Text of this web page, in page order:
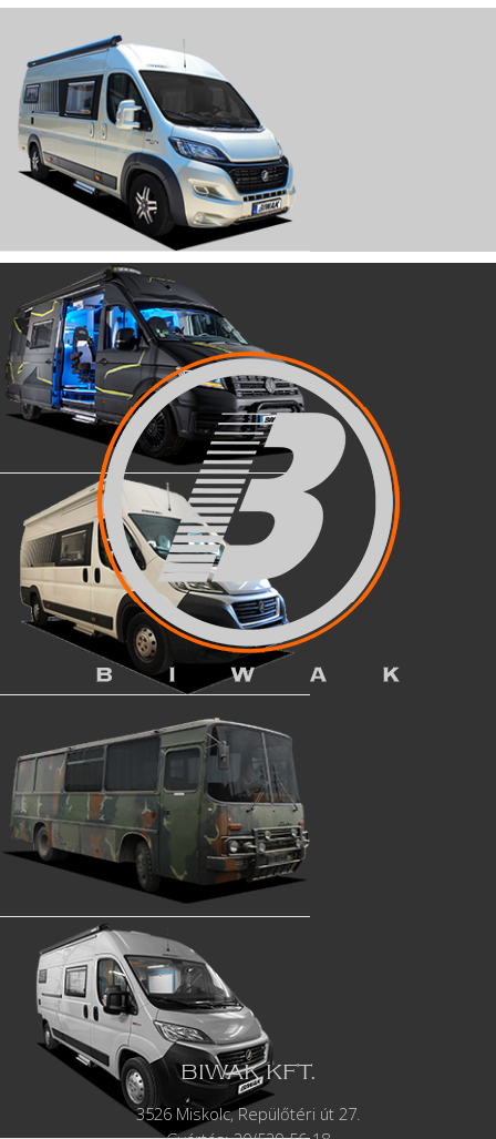
BIWAK KFT.
3526 Miskolc, Repülőtéri út 27.